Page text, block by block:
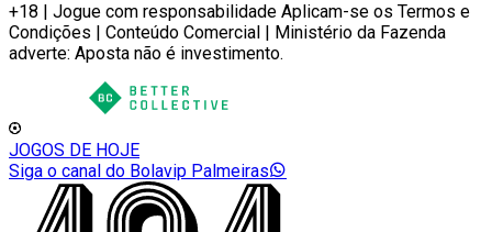
+18 | Jogue com responsabilidade Aplicam-se os Termos e
Condições | Conteúdo Comercial | Ministério da Fazenda
adverte: Aposta não é investimento.
JOGOS DE HOJE
Siga o canal do Bolavip Palmeiras